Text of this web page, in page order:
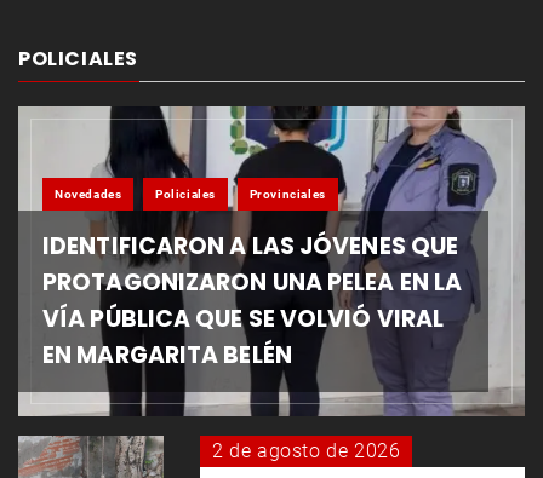
POLICIALES
Novedades Policiales Provinciales
IDENTIFICARON A LAS JÓVENES QUE
PROTAGONIZARON UNA PELEA EN LA
VÍA PÚBLICA QUE SE VOLVIÓ VIRAL
EN MARGARITA BELÉN
2 de agosto de 2026